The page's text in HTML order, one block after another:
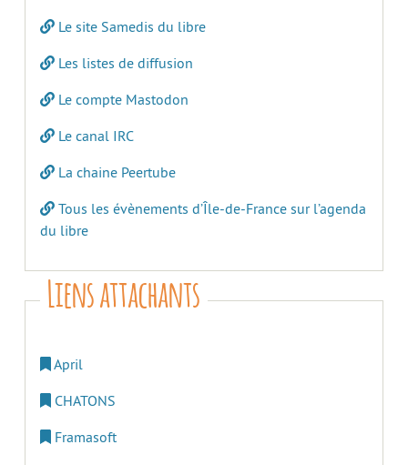
Le site Samedis du libre
Les listes de diffusion
Le compte Mastodon
Le canal IRC
La chaine Peertube
Tous les évènements d’Île-de-France sur l’agenda
du libre
Liens attachants
April
CHATONS
Framasoft